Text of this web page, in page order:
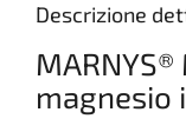
Descrizione
magnesio